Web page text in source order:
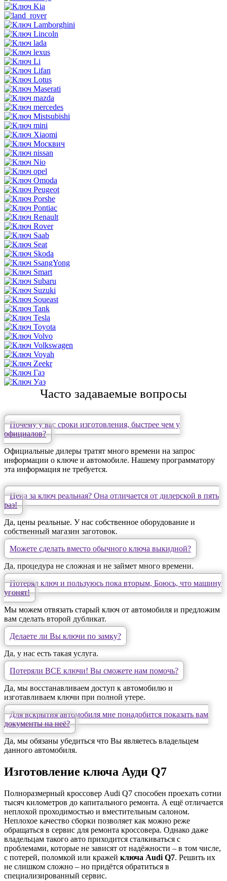
Часто задаваемые вопросы
Почему у вас сроки изготовления, быстрее чем у
официалов?
Официальные дилеры тратят много времени на запрос
информации о ключе и автомобиле. Нашему программатору
эта информация не требуется.
Цена за ключ реальная? Она отличается от дилерской в пять
раз!
Да, цены реальные. У нас собственное оборудование и
собственный магазин заготовок.
Можете сделать вместо обычного ключа выкидной?
Да, процедура не сложная и не займет много времени.
Потерял ключ и пользуюсь пока вторым, Боюсь, что машину
угонят!
Мы можем отвязать старый ключ от автомобиля и предложим
вам сделать второй дубликат.
Делаете ли Вы ключи по замку?
Да, у нас есть такая услуга.
Потеряли ВСЕ ключи! Вы сможете нам помочь?
Да, мы восстанавливаем доступ к автомобилю и
изготавливаем ключи при полной утере.
Для вскрытия автомобиля мне понадобится показать вам
документы на неё?
Да, мы обязаны убедиться что Вы являетесь владельцем
данного автомобиля.
Изготовление ключа Ауди Q7
Полноразмерный кроссовер Audi Q7 способен проехать сотни
тысяч километров до капитального ремонта. А ещё отличается
неплохой проходимостью и вместительным салоном.
Неплохое качество сборки позволяет как можно реже
обращаться в сервис для ремонта кроссовера. Однако даже
владельцам такого авто приходится сталкиваться с
проблемами, которые не зависят от надёжности – в том числе,
с потерей, поломкой или кражей ключа Audi Q7. Решить их
не слишком сложно – но придётся обратиться в
специализированный сервис.